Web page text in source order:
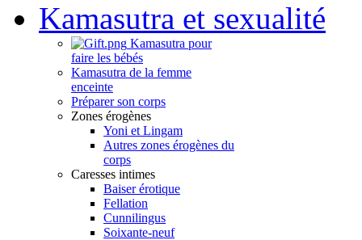
Kamasutra et sexualité
Kamasutra pour
faire les bébés
Kamasutra de la femme
enceinte
Préparer son corps
Zones érogènes
Yoni et Lingam
Autres zones érogènes du
corps
Caresses intimes
Baiser érotique
Fellation
Cunnilingus
Soixante-neuf